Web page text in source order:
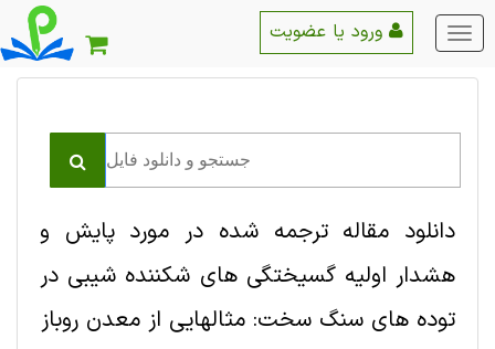
منو
اصلی
دانلود مقاله ترجمه شده در مورد پایش و
هشدار اولیه گسیختگی های شکننده شیبی در
توده های سنگ سخت: مثالهایی از معدن روباز